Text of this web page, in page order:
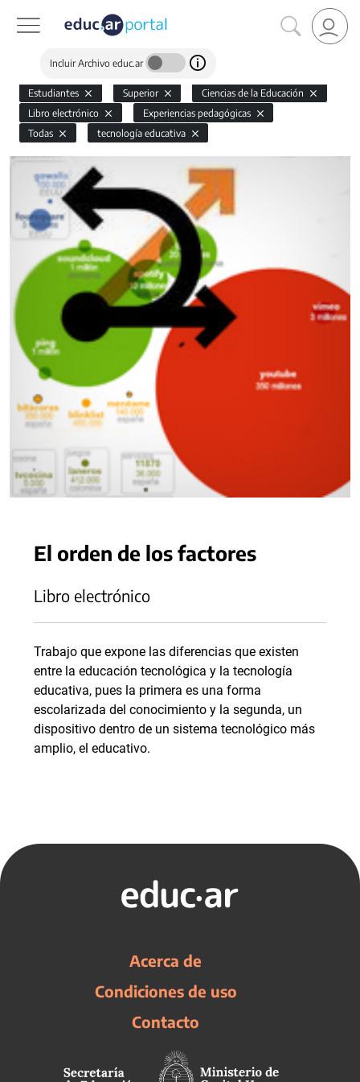
Incluir Archivo educ.ar
Estudiantes Superior
Ciencias de la Educación
Libro electrónico
Experiencias pedagógicas
Todas
tecnología educativa
El orden de los factores
Libro electrónico
Trabajo que expone las diferencias que existen
entre la educación tecnológica y la tecnología
educativa, pues la primera es una forma
escolarizada del conocimiento y la segunda, un
dispositivo dentro de un sistema tecnológico más
amplio, el educativo.
Acerca de
Condiciones de uso
Contacto